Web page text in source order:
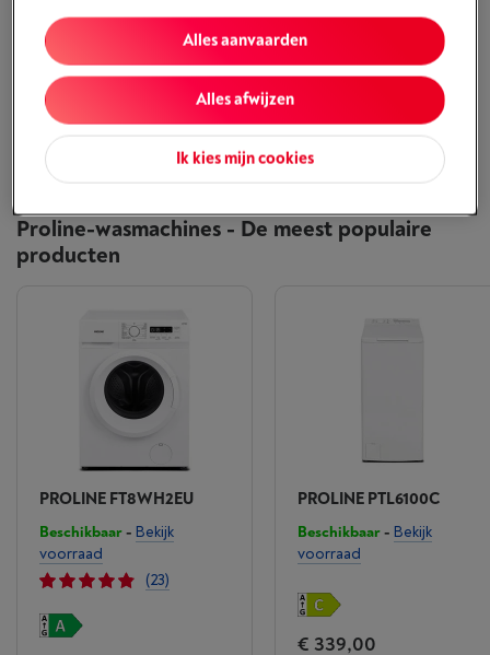
Laagsteprijsgarantie
Proline-wasmachines - De meest populaire
producten
PROLINE FT8WH2EU
Beschikbaar- Bekijk
voorraad
(23)
PROLINE PTL6100C
Beschikbaar- Bekijk
voorraad
€ 339,00
Ik kies mijn cookies
Alles afwijzen
Alles aanvaarden